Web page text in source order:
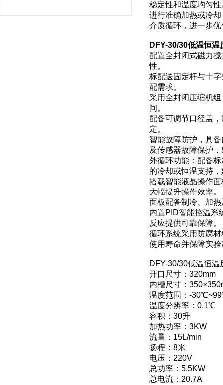
稳定性和温度均匀
进行准确加热或冷
介质循环，进一步
DFY-30/30低温恒
配置全封闭式磁力
性。
标配送固定杆与十
配需求。
采用全封闭压缩机
间。
配备可调节口径盖
定。
智能故障防护，具
及传感器故障保护
外循环功能：配备
的冷却或恒温支持
搭载智能液晶操作
大幅提升操作效率。
面板配备制冷、加
内置PID智能控温系
反应提供可靠保障。
循环系统采用防腐
使用寿命并保障实验
DFY-30/30低温恒温
开口尺寸：320mm
内槽尺寸：
温度范围：-
温度分辨率：0.1℃
容积：30升
加热功率：3KW
流量：15L/min
扬程：8米
电压：220V
总功率：5.5KW
总电流：20.7A